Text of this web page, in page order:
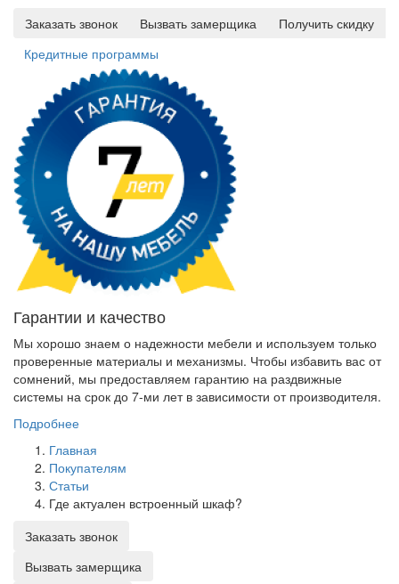
Заказать звонок
Вызвать замерщика
Получить скидку
Кредитные программы
Гарантии и качество
Мы хорошо знаем о надежности мебели и используем только
проверенные материалы и механизмы. Чтобы избавить вас от
сомнений, мы предоставляем гарантию на раздвижные
системы на срок до 7-ми лет в зависимости от производителя.
Подробнее
Главная
Покупателям
Статьи
Где актуален встроенный шкаф?
Заказать звонок
Вызвать замерщика